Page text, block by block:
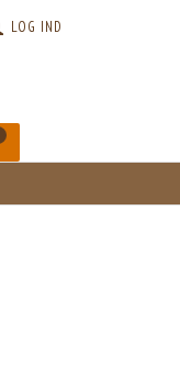
LOG IND